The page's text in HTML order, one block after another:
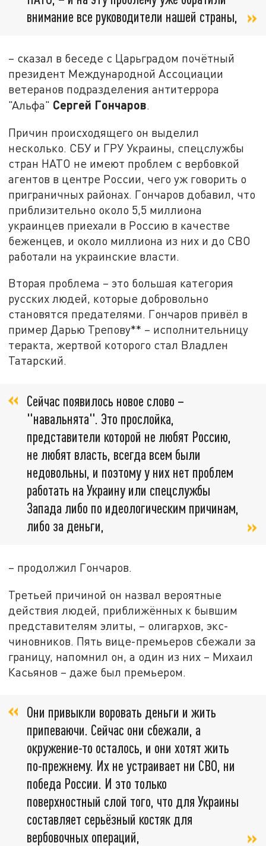
внимание все руководители нашей страны,
– сказал в беседе с Царьградом почётный
президент Международной Ассоциации
ветеранов подразделения антитеррора
"Альфа" Сергей Гончаров.
Причин происходящего он выделил
несколько. СБУ и ГРУ Украины, спецслужбы
стран НАТО не имеют проблем с вербовкой
агентов в центре России, чего уж говорить о
приграничных районах. Гончаров добавил, что
приблизительно около 5,5 миллиона
украинцев приехали в Россию в качестве
беженцев, и около миллиона из них и до СВО
работали на украинские власти.
Вторая проблема – это большая категория
русских людей, которые добровольно
становятся предателями. Гончаров привёл в
пример Дарью Трепову** – исполнительницу
теракта, жертвой которого стал Владлен
Татарский.
Сейчас появилось новое слово –
"навальнята". Это прослойка,
представители которой не любят Россию,
не любят власть, всегда всем были
недовольны, и поэтому у них нет проблем
работать на Украину или спецслужбы
Запада либо по идеологическим причинам,
либо за деньги,
– продолжил Гончаров.
Третьей причиной он назвал вероятные
действия людей, приближённых к бывшим
представителям элиты, – олигархов, экс-
чиновников. Пять вице-премьеров сбежали за
границу, напомнил он, а один из них – Михаил
Касьянов – даже был премьером.
Они привыкли воровать деньги и жить
припеваючи. Сейчас они сбежали, а
окружение-то осталось, и они хотят жить
по-прежнему. Их не устраивает ни СВО, ни
победа России. И это только
поверхностный слой того, что для Украины
составляет серьёзный костяк для
вербовочных операций,